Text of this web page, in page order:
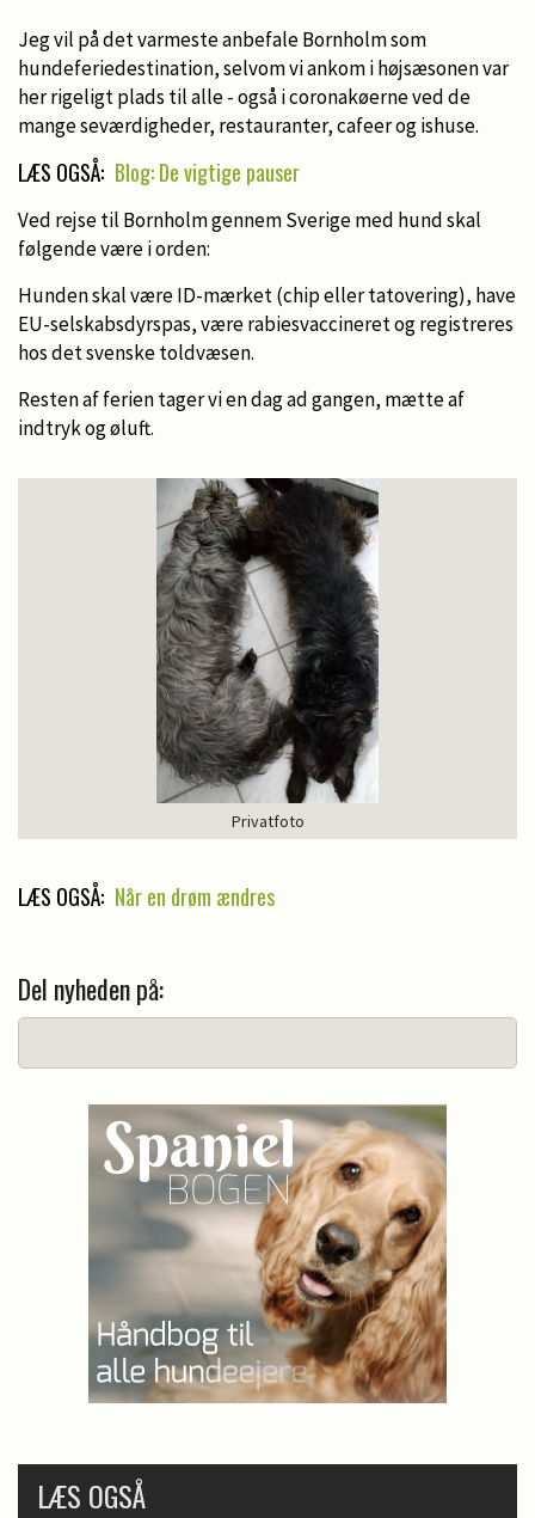
Jeg vil på det varmeste anbefale Bornholm som
hundeferiedestination, selvom vi ankom i højsæsonen var
her rigeligt plads til alle - også i coronakøerne ved de
mange seværdigheder, restauranter, cafeer og ishuse.
LÆS OGSÅ: Blog: De vigtige pauser
Ved rejse til Bornholm gennem Sverige med hund skal
følgende være i orden:
Hunden skal være ID-mærket (chip eller tatovering), have
EU-selskabsdyrspas, være rabiesvaccineret og registreres
hos det svenske toldvæsen.
Resten af ferien tager vi en dag ad gangen, mætte af
indtryk og øluft.
Privatfoto
LÆS OGSÅ: Når en drøm ændres
Del nyheden på:
LÆS OGSÅ